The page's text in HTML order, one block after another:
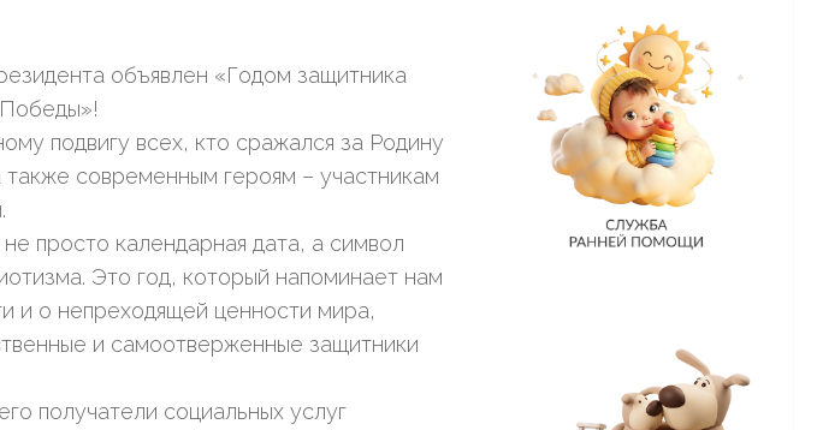
объявлен «Годом защитника
подвигу всех, кто сражался за Родину
современным героям – участникам
просто календарная дата, а символ
Это год, который напоминает нам
и о непреходящей ценности мира,
и самоотверженные защитники
получатели социальных услуг